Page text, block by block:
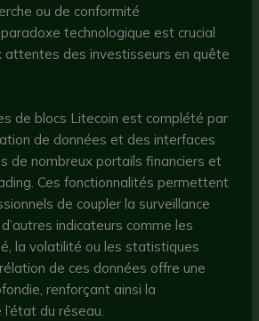
ou de conformité
technologique est crucial
attentes des investisseurs en quête
de blocs Litecoin est complété par
de données et des interfaces
de nombreux portails financiers et
Ces fonctionnalités permettent
de coupler la surveillance
indicateurs comme les
la volatilité ou les statistiques
de ces données offre une
renforçant ainsi la
du réseau.